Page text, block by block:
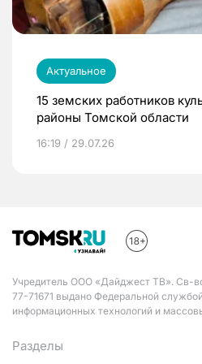
Актуальное
15 земских работников
районы Томской области
16:19 / 29.07.26
Учредитель ООО «Дайджест ТВ». Св-
77-71671 выдано Федеральной
информационных технологий и
Разделы